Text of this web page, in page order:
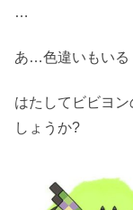
…
あ…色違いもいる
はたしてビビヨ
しょうか?